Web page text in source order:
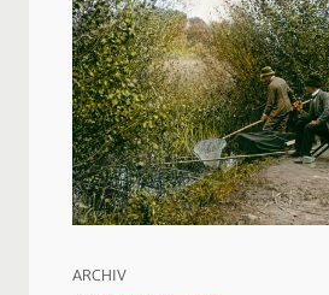
ARCHIV